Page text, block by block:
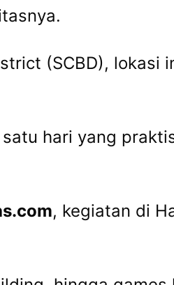
(SCBD), lokasi
hari yang
, kegiatan di